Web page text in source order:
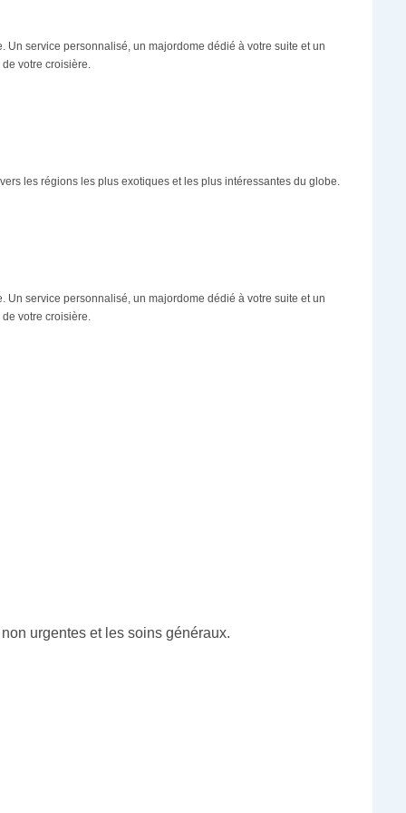
Un service personnalisé, un majordome dédié à votre suite et un
votre croisière.
les régions les plus exotiques et les plus intéressantes du globe.
Un service personnalisé, un majordome dédié à votre suite et un
votre croisière.
urgentes et les soins généraux.